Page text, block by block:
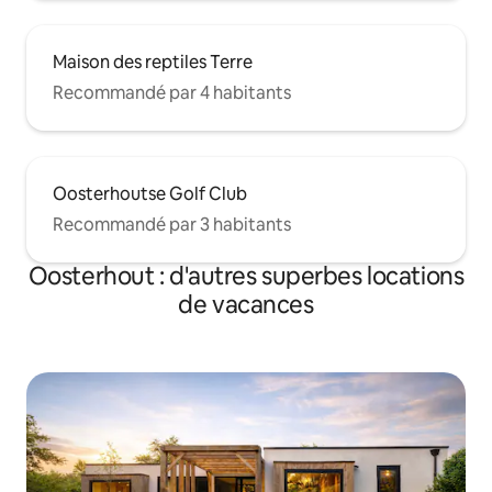
Maison des reptiles Terre
Recommandé par 4 habitants
Oosterhoutse Golf Club
Recommandé par 3 habitants
Oosterhout : d'autres superbes locations
de vacances